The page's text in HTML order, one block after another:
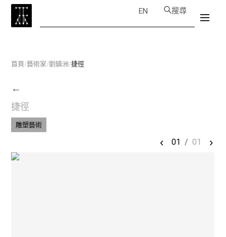
EN 搜尋
首頁/藝術家/劉鎮洲/捷徑
←
捷徑
雕塑藝術
‹ 01 / 01 ›